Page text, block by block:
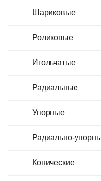
Шариковые
Роликовые
Игольчатые
Радиальные
Упорные
Радиально-
Конические